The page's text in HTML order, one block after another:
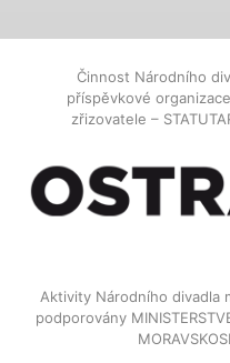
Činnost Národního
příspěvkové
zřizovatele –
Aktivity Národního divadla
podporovány